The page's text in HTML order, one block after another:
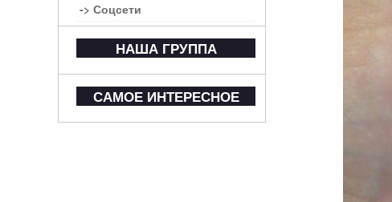
-> Соцсети
НАША ГРУППА
САМОЕ ИНТЕРЕСНОЕ